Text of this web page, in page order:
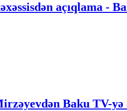
açıqlama -
Baku TV-yə